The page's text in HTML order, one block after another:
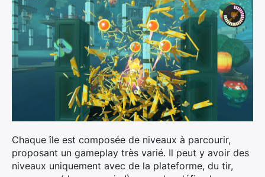
Chaque île est composée de niveaux à parcourir,
proposant un gameplay très varié. Il peut y avoir des
niveaux uniquement avec de la plateforme, du tir,